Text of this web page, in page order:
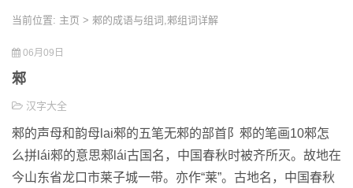
当前位置: 主页 > 郲的成语与组词,郲组词详解
06月09日
郲
汉字大全
郲的声母和韵母lai郲的五笔无郲的部首阝郲的笔画10郲怎
么拼lái郲的意思郲lái古国名，中国春秋时被齐所灭。故地在
今山东省龙口市莱子城一带。亦作“莱”。古地名，中国春秋